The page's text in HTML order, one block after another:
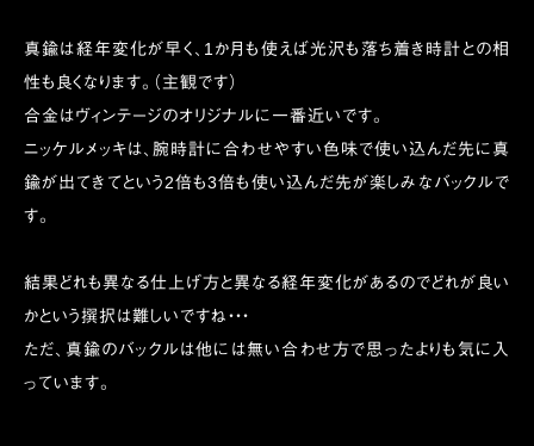
真鍮は経年変化が早く、1か月も使えば光沢も落ち着き時計との相
性も良くなります。（主観です）
合金はヴィンテージのオリジナルに一番近いです。
ニッケルメッキは、腕時計に合わせやすい色味で使い込んだ先に真
鍮が出てきてという2倍も3倍も使い込んだ先が楽しみなバックルで
す。
結果どれも異なる仕上げ方と異なる経年変化があるのでどれが良い
かという撰択は難しいですね・・・
ただ、真鍮のバックルは他には無い合わせ方で思ったよりも気に入
っています。